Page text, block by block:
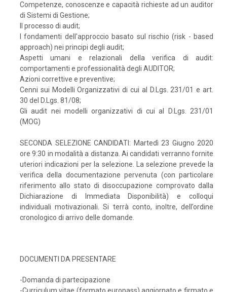
Competenze, conoscenze e capacità richieste ad un auditor
di Sistemi di Gestione;
Il processo di audit;
I fondamenti dell'approccio basato sul rischio (risk - based
approach) nei principi degli audit;
Aspetti umani e relazionali della verifica di audit:
comportamenti e professionalità degli AUDITOR;
Azioni correttive e preventive;
Cenni sui Modelli Organizzativi di cui al D.Lgs. 231/01 e art.
30 del D.Lgs. 81/08;
Gli audit nei modelli organizzativi di cui al D.Lgs. 231/01
(MOG)
SECONDA SELEZIONE CANDIDATI: Martedì 23 Giugno 2020
ore 9:30 in modalità a distanza. Ai candidati verranno fornite
uteriori indicazioni per la selezione. La selezione prevede la
verifica della documentazione pervenuta (con particolare
riferimento allo stato di disoccupazione comprovato dalla
Dichiarazione di Immediata Disponibilità) e colloqui
individuali motivazionali. Si terrà conto, inoltre, dell’ordine
cronologico di arrivo delle domande.
DOCUMENTI DA PRESENTARE
-Domanda di partecipazione